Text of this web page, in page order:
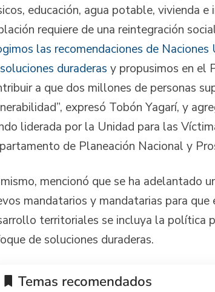
educación, agua potable, vivienda
requiere de una reintegración
las recomendaciones de
duraderas y propusimos en el
a que dos millones de personas
expresó Tobón Yagarí, y
liderada por la Unidad para las
de Planeación Nacional y
mencionó que se ha adelantado
mandatarios y mandatarias para
territoriales se incluya la política
de soluciones duraderas.
Temas recomendados